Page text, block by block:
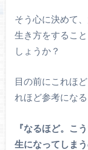
そう心に決めて
生き方をするこ
しょうか？
目の前にこれほ
れほど参考にな
『なるほど。こ
生になってしま